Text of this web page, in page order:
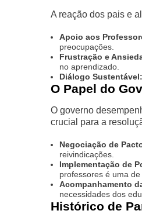
A reação dos pais e
Apoio aos
preocupações.
Frustração e
no aprendizado.
Diálogo Sustentável:
O Papel do
O governo
crucial para a
Negociação de
reivindicações.
Implementação de
professores é uma
Acompanhamento
necessidades dos
Histórico de